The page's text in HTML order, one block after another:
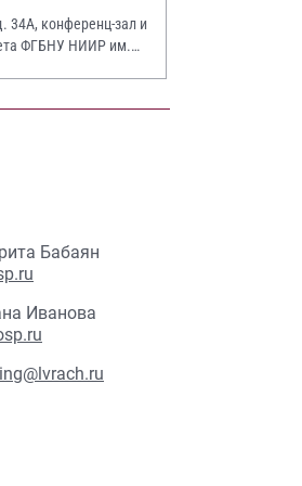
34А, конференц-зал и
ФГБНУ НИИР им.
Бабаян
Иванова